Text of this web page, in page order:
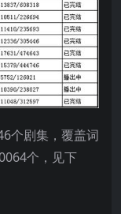
个剧集，覆盖词
个，见下